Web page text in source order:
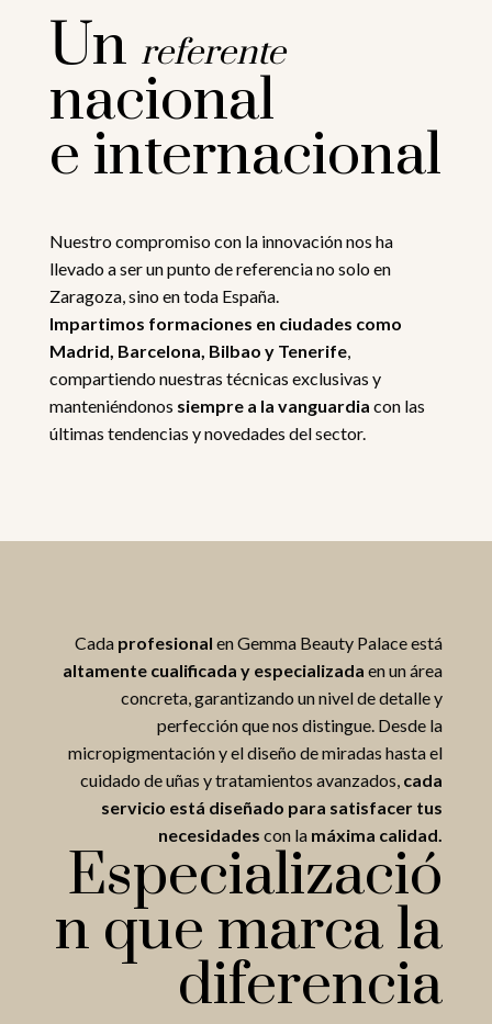
Un referente
nacional
e internacional
Nuestro compromiso con la innovación nos ha
llevado a ser un punto de referencia no solo en
Zaragoza, sino en toda España.
Impartimos formaciones en ciudades como
Madrid, Barcelona, Bilbao y Tenerife,
compartiendo nuestras técnicas exclusivas y
manteniéndonos siempre a la vanguardia con las
últimas tendencias y novedades del sector.
Cada profesional en Gemma Beauty Palace está
altamente cualificada y especializada en un área
concreta, garantizando un nivel de detalle y
perfección que nos distingue. Desde la
micropigmentación y el diseño de miradas hasta el
cuidado de uñas y tratamientos avanzados, cada
servicio está diseñado para satisfacer tus
necesidades con la máxima calidad.
Especializació
n que marca la
diferencia